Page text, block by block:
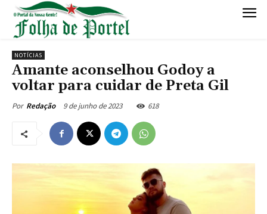
NOTÍCIAS
Amante aconselhou Godoy a
voltar para cuidar de Preta Gil
Por Redação 9 de junho de 2023 618